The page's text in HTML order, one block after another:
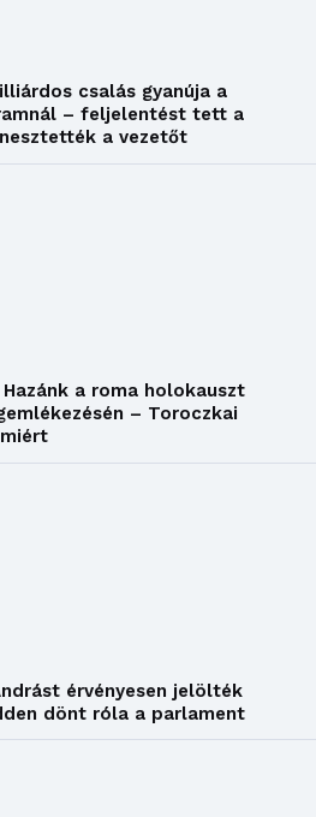
csalás gyanúja a
– feljelentést tett a
a vezetőt
a roma holokauszt
– Toroczkai
érvényesen jelölték
dönt róla a parlament